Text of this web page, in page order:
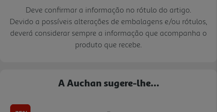
Deve confirmar a informação no rótulo do artigo.
Devido a possíveis alterações de embalagens e/ou rótulos,
deverá considerar sempre a informação que acompanha o
produto que recebe.
A Auchan sugere-lhe...